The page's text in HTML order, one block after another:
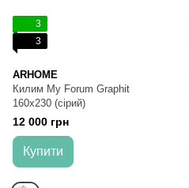
3
3
ARHOME
Килим My Forum Graphit
160x230 (сірий)
12 000 грн
Купити